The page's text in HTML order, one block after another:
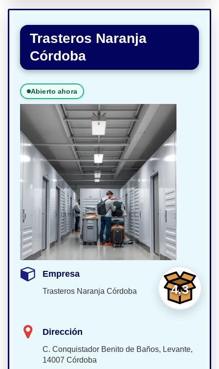
Trasteros Naranja
Córdoba
Abierto ahora
4,3
Empresa
Trasteros Naranja Córdoba
Dirección
C. Conquistador Benito de Baños, Levante,
14007 Córdoba